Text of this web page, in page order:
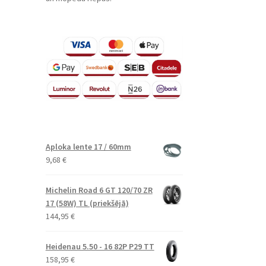
Aploka lente 17 / 60mm
9,68 €
Michelin Road 6 GT 120/70 ZR
17 (58W) TL (priekšējā)
144,95 €
Heidenau 5.50 - 16 82P P29 TT
158,95 €